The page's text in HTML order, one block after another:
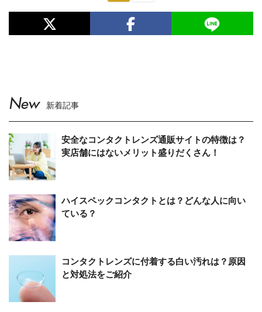
New 新着記事
安全なコンタクトレンズ通販サイトの特徴は？
実店舗にはないメリット盛りだくさん！
ハイスペックコンタクトとは？どんな人に向い
ている？
コンタクトレンズに付着する白い汚れは？原因
と対処法をご紹介